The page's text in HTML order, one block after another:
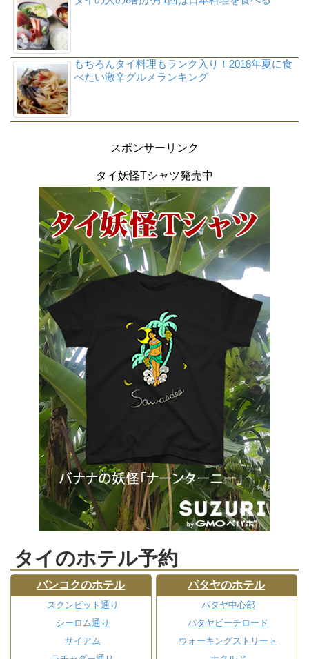
もちろんタイ料理もランク入り！2018年夏に食
べたい激辛グルメランキング
スポンサーリンク
タイ妖怪Tシャツ発売中
タイのホテル予約
バンコクのホテル
スクンビット通り
シーロム通り
サイアム
パタヤのホテル
パタヤ中心部
パタヤビーチロード
ウォーキングストリート